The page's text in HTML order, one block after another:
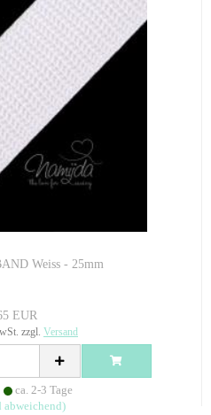
Weiss - 25mm
EUR
zzgl. Versand
ca. 2-3 Tage
abweichend)